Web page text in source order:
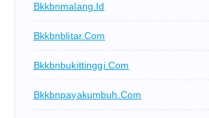
Bkkbnmalang.id
Bkkbnblitar.com
Bkkbnbukittinggi.com
Bkkbnpayakumbuh.com